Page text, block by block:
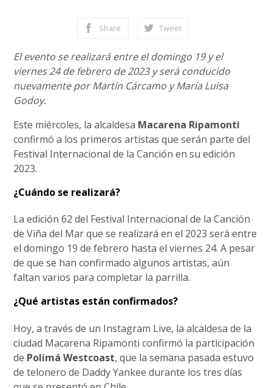
Share Tweet
El evento se realizará entre el domingo 19 y el
viernes 24 de febrero de 2023 y será conducido
nuevamente por Martín Cárcamo y María Luisa
Godoy.
Este miércoles, la alcaldesa Macarena Ripamonti
confirmó a los primeros artistas que serán parte del
Festival Internacional de la Canción en su edición
2023.
¿Cuándo se realizará?
La edición 62 del Festival Internacional de la Canción
de Viña del Mar que se realizará en el 2023 será entre
el domingo 19 de febrero hasta el viernes 24. A pesar
de que se han confirmado algunos artistas, aún
faltan varios para completar la parrilla.
¿Qué artistas están confirmados?
Hoy, a través de un Instagram Live, la alcaldesa de la
ciudad Macarena Ripamonti confirmó la participación
de Polimá Westcoast, que la semana pasada estuvo
de telonero de Daddy Yankee durante los tres días